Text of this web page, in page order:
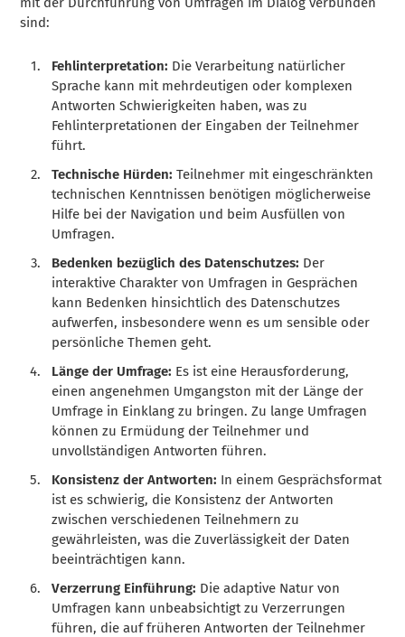
sind:
Fehlinterpretation: Die Verarbeitung natürlicher
Sprache kann mit mehrdeutigen oder komplexen
Antworten Schwierigkeiten haben, was zu
Fehlinterpretationen der Eingaben der Teilnehmer
führt.
Technische Hürden:Teilnehmer mit eingeschränkten
technischen Kenntnissen benötigen möglicherweise
Hilfe bei der Navigation und beim Ausfüllen von
Umfragen.
Bedenken bezüglich des Datenschutzes: Der
interaktive Charakter von Umfragen in Gesprächen
kann Bedenken hinsichtlich des Datenschutzes
aufwerfen, insbesondere wenn es um sensible oder
persönliche Themen geht.
Länge der Umfrage: Es ist eine Herausforderung,
einen angenehmen Umgangston mit der Länge der
Umfrage in Einklang zu bringen. Zu lange Umfragen
können zu Ermüdung der Teilnehmer und
unvollständigen Antworten führen.
Konsistenz der Antworten: In einem Gesprächsformat
ist es schwierig, die Konsistenz der Antworten
zwischen verschiedenen Teilnehmern zu
gewährleisten, was die Zuverlässigkeit der Daten
beeinträchtigen kann.
Verzerrung Einführung: Die adaptive Natur von
Umfragen kann unbeabsichtigt zu Verzerrungen
führen, die auf früheren Antworten der Teilnehmer